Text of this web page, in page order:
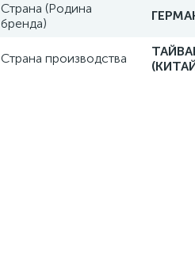
Страна (Родина
бренда)
Страна производства